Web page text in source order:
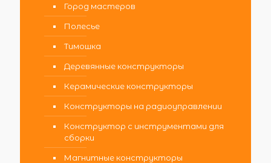
Город мастеров
Полесье
Тимошка
Деревянные конструкторы
Керамические конструкторы
Конструкторы на радиоуправлении
Конструктор с инструментами для
сборки
Магнитные конструкторы